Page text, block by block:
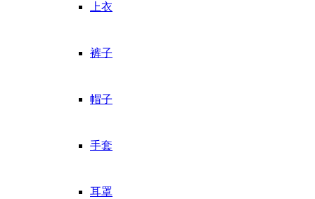
上衣
裤子
帽子
手套
耳罩